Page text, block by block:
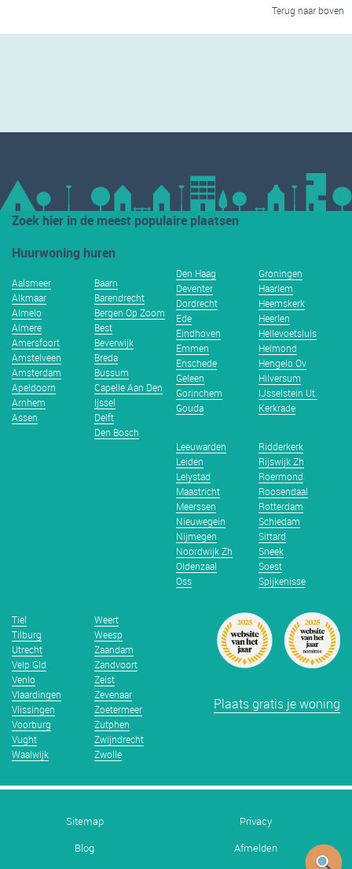
Terug naar boven
Zoek hier in de meest populaire plaatsen
Huurwoning huren
Aalsmeer
Alkmaar
Almelo
Almere
Amersfoort
Amstelveen
Amsterdam
Apeldoorn
Arnhem
Assen
Baarn
Barendrecht
Bergen Op Zoom
Best
Beverwijk
Breda
Bussum
Capelle Aan Den
Ijssel
Delft
Den Bosch
Den Haag
Deventer
Dordrecht
Ede
Eindhoven
Emmen
Enschede
Geleen
Gorinchem
Gouda
Groningen
Haarlem
Heemskerk
Heerlen
Hellevoetsluis
Helmond
Hengelo Ov
Hilversum
IJsselstein Ut.
Kerkrade
Leeuwarden
Leiden
Lelystad
Maastricht
Meerssen
Nieuwegein
Nijmegen
Noordwijk Zh
Oldenzaal
Oss
Ridderkerk
Rijswijk Zh
Roermond
Roosendaal
Rotterdam
Schiedam
Sittard
Sneek
Soest
Spijkenisse
Tiel
Tilburg
Utrecht
Velp Gld
Venlo
Vlaardingen
Vlissingen
Voorburg
Vught
Waalwijk
Weert
Weesp
Zaandam
Zandvoort
Zeist
Zevenaar
Zoetermeer
Zutphen
Zwijndrecht
Zwolle
Plaats gratis je woning
Sitemap
Privacy
Blog
Afmelden